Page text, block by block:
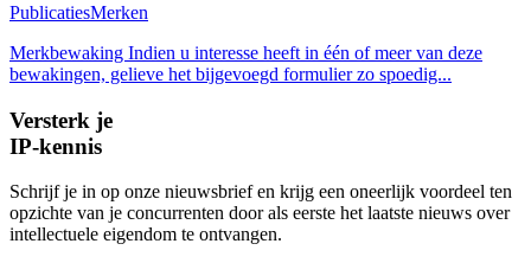
PublicatiesMerken
Merkbewaking Indien u interesse heeft in één of meer van deze
bewakingen, gelieve het bijgevoegd formulier zo spoedig...
Versterk je
IP-kennis
Schrijf je in op onze nieuwsbrief en krijg een oneerlijk voordeel ten
opzichte van je concurrenten door als eerste het laatste nieuws over
intellectuele eigendom te ontvangen.